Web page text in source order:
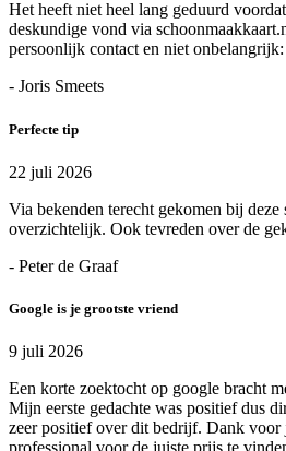
Het heeft niet heel lang geduurd
deskundige vond via
persoonlijk contact en niet
- Joris Smeets
Perfecte tip
22 juli 2026
Via bekenden terecht gekomen bij deze
overzichtelijk. Ook tevreden over de
- Peter de Graaf
Google is je grootste vriend
9 juli 2026
Een korte zoektocht op google bracht
Mijn eerste gedachte was positief dus
zeer positief over dit bedrijf. Dank